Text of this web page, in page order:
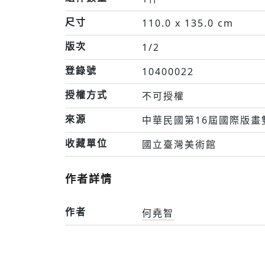
尺寸
110.0 x 135.0 cm
版次
1/2
登錄號
10400022
授權方式
不可授權
來源
中華民國第16屆國際版畫
收藏單位
國立臺灣美術館
作者詳情
作者 何堯智